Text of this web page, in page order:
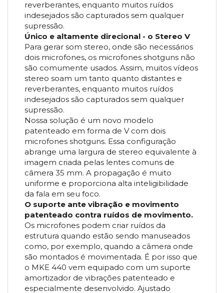
reverberantes, enquanto muitos ruídos
indesejados são capturados sem qualquer
supressão.
Único e altamente direcional - o Stereo V
Para gerar som stereo, onde são necessários
dois microfones, os microfones shotguns não
são comumente usados. Assim, muitos vídeos
stereo soam um tanto quanto distantes e
reverberantes, enquanto muitos ruídos
indesejados são capturados sem qualquer
supressão.
Nossa solução é um novo modelo
patenteado em forma de V com dois
microfones shotguns. Essa configuração
abrange uma largura de stereo equivalente à
imagem criada pelas lentes comuns de
câmera 35 mm. A propagação é muito
uniforme e proporciona alta inteligibilidade
da fala em seu foco.
O suporte ante vibração e movimento
patenteado contra ruídos de movimento.
Os microfones podem criar ruídos da
estrutura quando estão sendo manuseados
como, por exemplo, quando a câmera onde
são montados é movimentada. É por isso que
o MKE 440 vem equipado com um suporte
amortizador de vibrações patenteado e
especialmente desenvolvido. Ajustado